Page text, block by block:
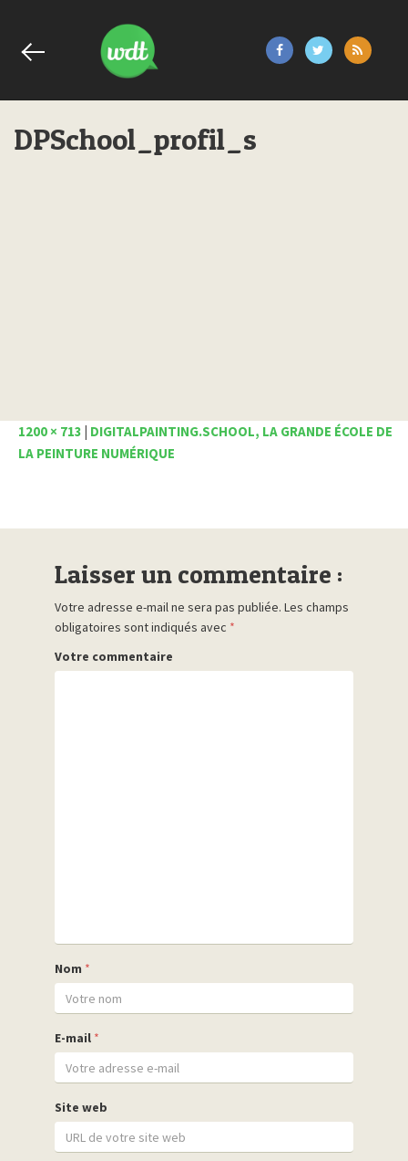
DPSchool_profil_s
1200 × 713 | DIGITALPAINTING.SCHOOL, LA GRANDE ÉCOLE DE
LA PEINTURE NUMÉRIQUE
Laisser un commentaire :
Votre adresse e-mail ne sera pas publiée. Les champs
obligatoires sont indiqués avec *
Votre commentaire
Nom *
E-mail *
Site web